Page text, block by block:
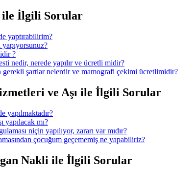
ile İlgili Sorular
yaptırabilirim?
yapıyorsunuz?
?
nedir, nerede yapılır ve ücretli midir?
şartlar nelerdir ve mamografi çekimi ücretlimidir?
ve Aşı ile İlgili Sorular
yapılmaktadır?
yapılacak mı?
niçin yapılıyor, zararı var mıdır?
çocuğum geçememiş ne yapabiliriz?
Nakli ile İlgili Sorular